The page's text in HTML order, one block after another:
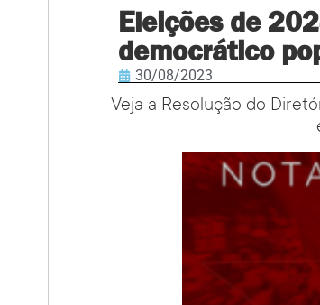
Eleições de
democrático
30/08/2023
Veja a Resolução do